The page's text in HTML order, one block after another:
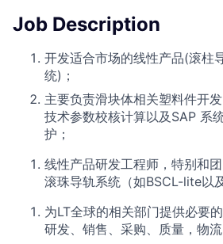
Job Description
开发适合市场的线性产品(滚柱
统)；
主要负责滑块体相关塑料件开
技术参数校核计算以及SAP 系
护；
线性产品研发工程师，特别和
滚珠导轨系统（如BSCL-lite以
为LT全球的相关部门提供必要
研发、销售、采购、质量，物流